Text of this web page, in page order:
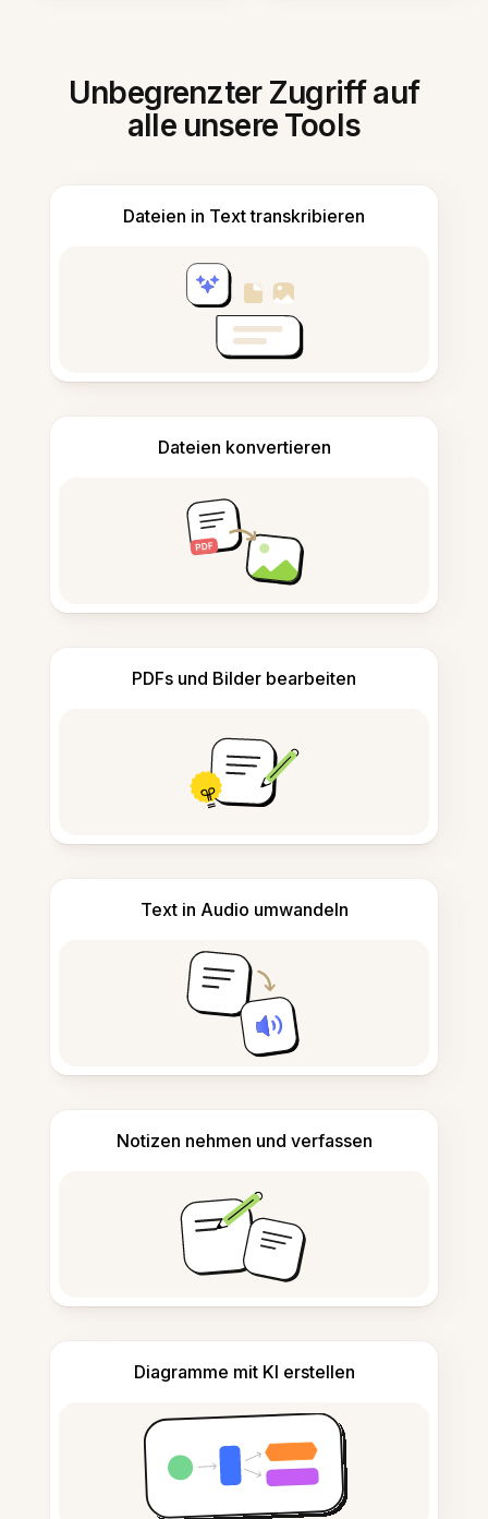
Unbegrenzter Zugriff auf
alle unsere Tools
Dateien in Text transkribieren
Dateien konvertieren
PDFs und Bilder bearbeiten
Text in Audio umwandeln
Notizen nehmen und verfassen
Diagramme mit KI erstellen